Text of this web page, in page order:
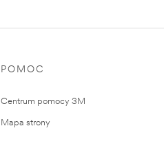
POMOC
Centrum pomocy 3M
Mapa strony